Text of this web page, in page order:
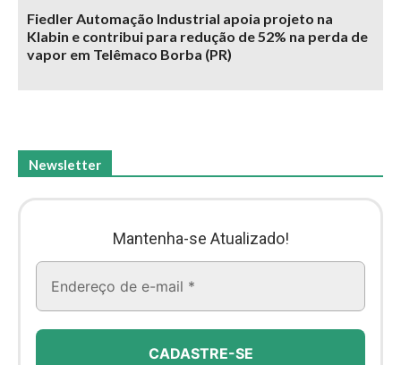
Fiedler Automação Industrial apoia projeto na
Klabin e contribui para redução de 52% na perda de
vapor em Telêmaco Borba (PR)
Newsletter
Mantenha-se Atualizado!